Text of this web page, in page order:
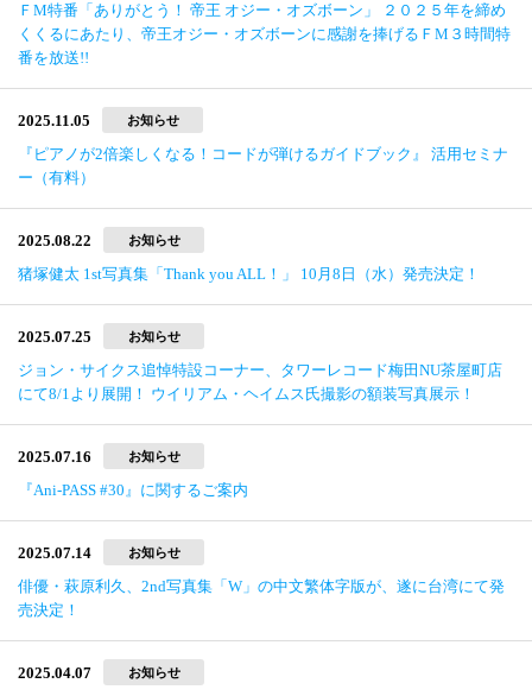
ＦМ特番「ありがとう！ 帝王 オジー・オズボーン」 ２０２５年を締め
くくるにあたり、帝王オジー・オズボーンに感謝を捧げるＦМ３時間特
番を放送!!
2025.11.05 お知らせ
『ピアノが2倍楽しくなる！コードが弾けるガイドブック』 活用セミナ
ー（有料）
2025.08.22 お知らせ
猪塚健太 1st写真集「Thank you ALL！」 10月8日（水）発売決定！
2025.07.25 お知らせ
ジョン・サイクス追悼特設コーナー、タワーレコード梅田NU茶屋町店
にて8/1より展開！ ウイリアム・ヘイムス氏撮影の額装写真展示！
2025.07.16 お知らせ
『Ani-PASS #30』に関するご案内
2025.07.14 お知らせ
俳優・萩原利久、2nd写真集「W」の中文繁体字版が、遂に台湾にて発
売決定！
2025.04.07 お知らせ